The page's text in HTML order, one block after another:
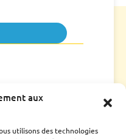
aux
utilisons des technologies